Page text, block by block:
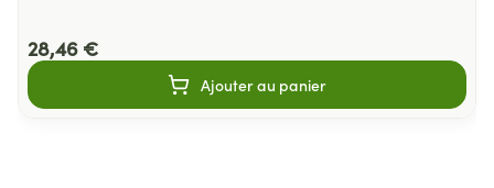
28,46 €
Ajouter au panier